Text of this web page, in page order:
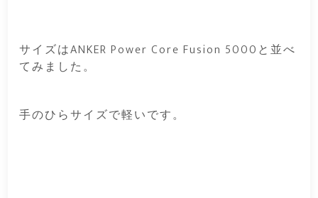
サイズはANKER Power Core Fusion 5000と並べ
てみました。
手のひらサイズで軽いです。